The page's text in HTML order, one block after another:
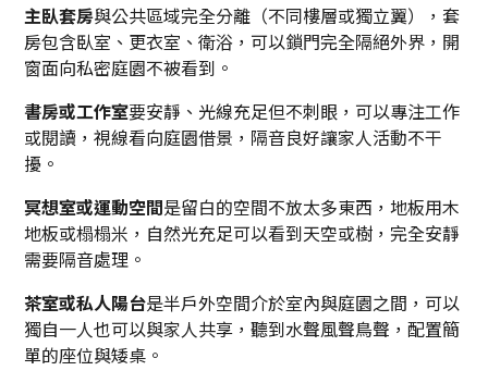
主臥套房與公共區域完全分離（不同樓層或獨立翼），套
房包含臥室、更衣室、衛浴，可以鎖門完全隔絕外界，開
窗面向私密庭園不被看到。
書房或工作室要安靜、光線充足但不刺眼，可以專注工作
或閱讀，視線看向庭園借景，隔音良好讓家人活動不干
擾。
冥想室或運動空間是留白的空間不放太多東西，地板用木
地板或榻榻米，自然光充足可以看到天空或樹，完全安靜
需要隔音處理。
茶室或私人陽台是半戶外空間介於室內與庭園之間，可以
獨自一人也可以與家人共享，聽到水聲風聲鳥聲，配置簡
單的座位與矮桌。